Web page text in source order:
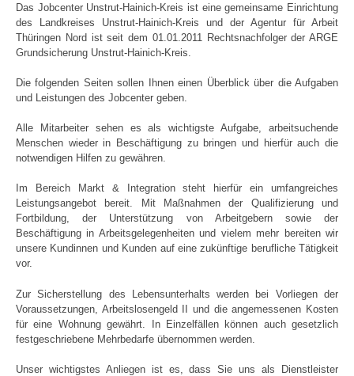
Das Jobcenter Unstrut-Hainich-Kreis ist eine gemeinsame Einrichtung
des Landkreises Unstrut-Hainich-Kreis und der Agentur für Arbeit
Thüringen Nord ist seit dem 01.01.2011 Rechtsnachfolger der ARGE
Grundsicherung Unstrut-Hainich-Kreis.
Die folgenden Seiten sollen Ihnen einen Überblick über die Aufgaben
und Leistungen des Jobcenter geben.
Alle Mitarbeiter sehen es als wichtigste Aufgabe, arbeitsuchende
Menschen wieder in Beschäftigung zu bringen und hierfür auch die
notwendigen Hilfen zu gewähren.
Im Bereich Markt & Integration steht hierfür ein umfangreiches
Leistungsangebot bereit. Mit Maßnahmen der Qualifizierung und
Fortbildung, der Unterstützung von Arbeitgebern sowie der
Beschäftigung in Arbeitsgelegenheiten und vielem mehr bereiten wir
unsere Kundinnen und Kunden auf eine zukünftige berufliche Tätigkeit
vor.
Zur Sicherstellung des Lebensunterhalts werden bei Vorliegen der
Voraussetzungen, Arbeitslosengeld II und die angemessenen Kosten
für eine Wohnung gewährt. In Einzelfällen können auch gesetzlich
festgeschriebene Mehrbedarfe übernommen werden.
Unser wichtigstes Anliegen ist es, dass Sie uns als Dienstleister